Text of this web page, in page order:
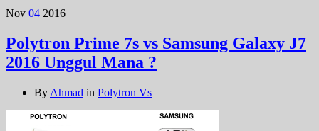
Nov 04 2016
Polytron Prime 7s vs Samsung Galaxy J7
2016 Unggul Mana ?
By Ahmad in Polytron Vs